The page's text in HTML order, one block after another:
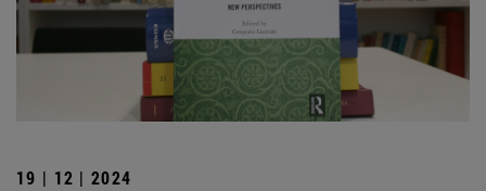
19 | 12 | 2024